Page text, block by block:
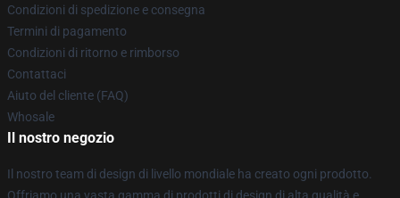
Condizioni di spedizione e consegna
Termini di pagamento
Condizioni di ritorno e rimborso
Contattaci
Aiuto del cliente (FAQ)
Whosale
Il nostro negozio
Il nostro team di design di livello mondiale ha creato ogni prodotto.